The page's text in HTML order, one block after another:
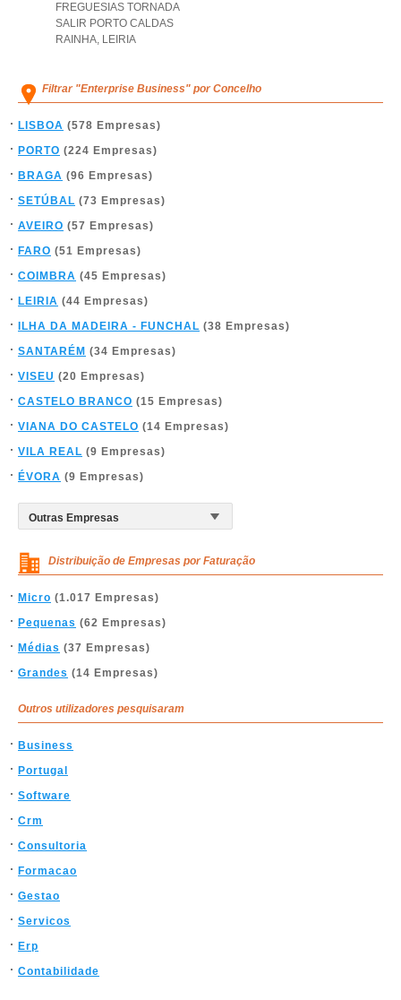
FREGUESIAS TORNADA
SALIR PORTO CALDAS
RAINHA, LEIRIA
Filtrar "Enterprise Business" por Concelho
LISBOA (578 Empresas)
PORTO (224 Empresas)
BRAGA (96 Empresas)
SETÚBAL (73 Empresas)
AVEIRO (57 Empresas)
FARO (51 Empresas)
COIMBRA (45 Empresas)
LEIRIA (44 Empresas)
ILHA DA MADEIRA - FUNCHAL (38 Empresas)
SANTARÉM (34 Empresas)
VISEU (20 Empresas)
CASTELO BRANCO (15 Empresas)
VIANA DO CASTELO (14 Empresas)
VILA REAL (9 Empresas)
ÉVORA (9 Empresas)
Distribuição de Empresas por Faturação
Micro (1.017 Empresas)
Pequenas (62 Empresas)
Médias (37 Empresas)
Grandes (14 Empresas)
Outros utilizadores pesquisaram
Business
Portugal
Software
Crm
Consultoria
Formacao
Gestao
Servicos
Erp
Contabilidade